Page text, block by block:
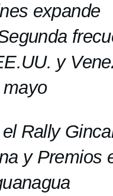
expande
y
Rally
y Premios